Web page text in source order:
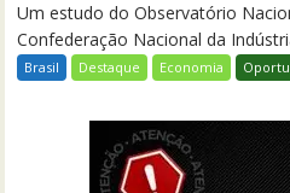
Um estudo do Observatório
Confederação Nacional da
Brasil Destaque Economia